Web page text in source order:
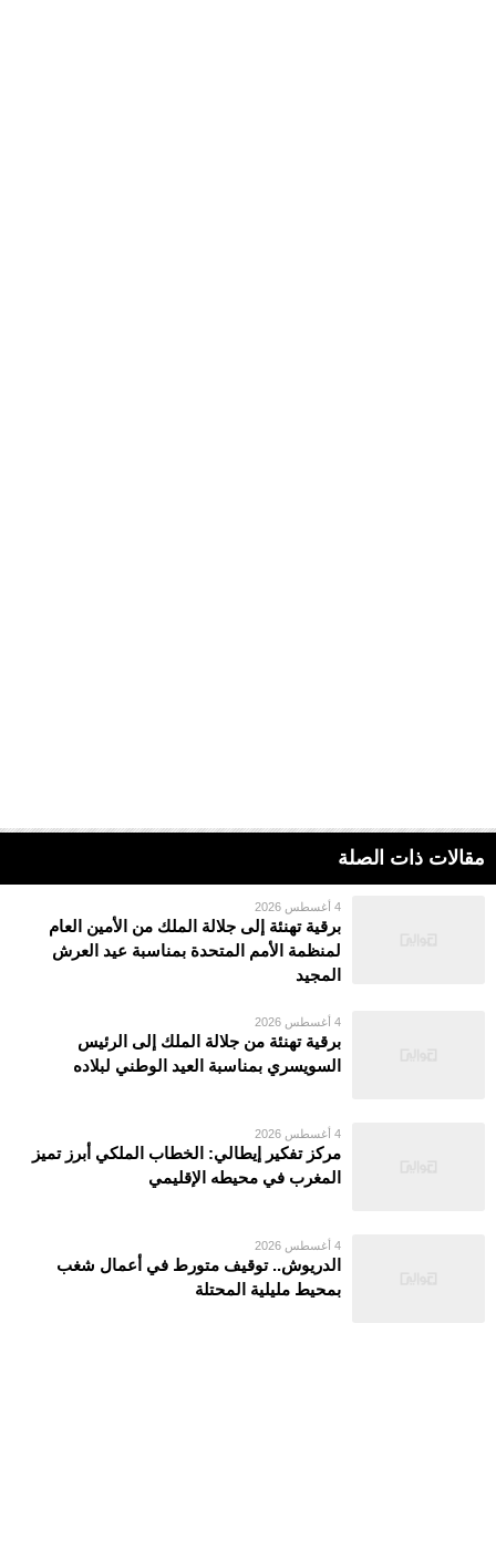
مقالات ذات الصلة
4 أغسطس 2026
برقية تهنئة إلى جلالة الملك من الأمين العام
لمنظمة الأمم المتحدة بمناسبة عيد العرش
المجيد
4 أغسطس 2026
برقية تهنئة من جلالة الملك إلى الرئيس
السويسري بمناسبة العيد الوطني لبلاده
4 أغسطس 2026
مركز تفكير إيطالي: الخطاب الملكي أبرز تميز
المغرب في محيطه الإقليمي
4 أغسطس 2026
الدريوش.. توقيف متورط في أعمال شغب
بمحيط مليلية المحتلة